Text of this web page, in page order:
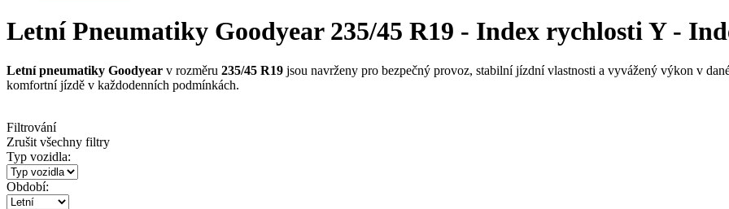
Letní Pneumatiky Goodyear 235/45 R19 - Index rychlosti Y -
Letní pneumatiky Goodyear v rozměru 235/45 R19 jsou navrženy pro bezpečný provoz, stabilní jízdní vlastnosti a vyvážený výkon v
komfortní jízdě v každodenních podmínkách.
Filtrování
Zrušit všechny filtry
Typ vozidla:
Období: